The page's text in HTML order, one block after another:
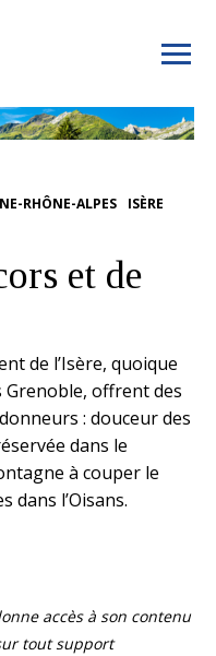
RHÔNE-ALPES ISÈRE
et de
de l’Isère, quoique
Grenoble, offrent des
: douceur des
dans le
à couper le
dans l’Oisans.
accès à son contenu
tout support